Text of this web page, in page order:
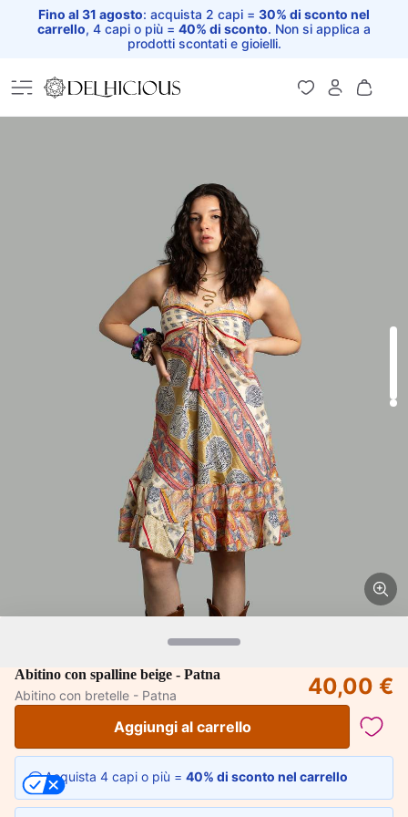
Fino al 31 agosto: acquista 2 capi = 30% di sconto nel
carrello, 4 capi o più = 40% di sconto. Non si applica a
prodotti scontati e gioielli.
Home
Abitino con spalline beige - Patna
Abitino con bretelle - Patna
40,00 €
Aggiungi al carrello
Acquista 4 capi o più = 40% di sconto nel carrello